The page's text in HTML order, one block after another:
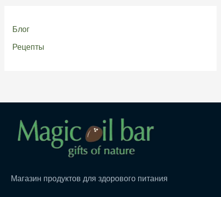
Блог
Рецепты
Магазин продуктов для здорового питания